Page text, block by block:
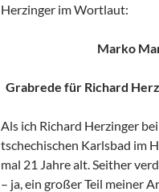
Herzinger im Wortlaut:
Marko
Grabrede für Richard
Als ich Richard Herzinger
tschechischen Karlsbad im
mal 21 Jahre alt. Seither
– ja, ein großer Teil meiner